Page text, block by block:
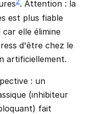
. Attention : la
est plus fiable
elle élimine
d'être chez le
artificiellement.
: un
(inhibiteur
fait